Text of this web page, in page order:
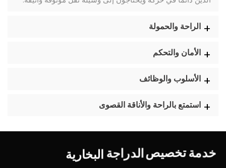
الراحة والحمولة
الأمان والتحكم
الأسلوب والوظائف
استمتع بالراحة والأناقة القصوى
خدمةتخصيصالدراجةالبخارية